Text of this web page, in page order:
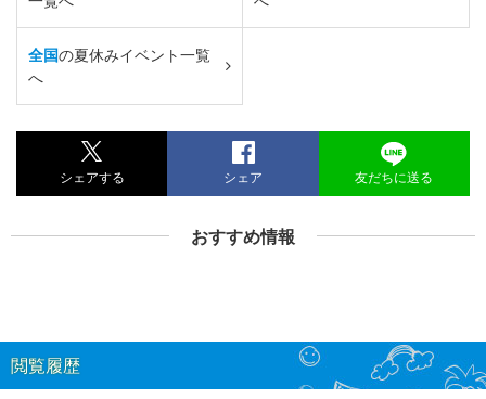
全国の夏休みイベント一覧
へ
シェアする シェア 友だちに送る
おすすめ情報
閲覧履歴